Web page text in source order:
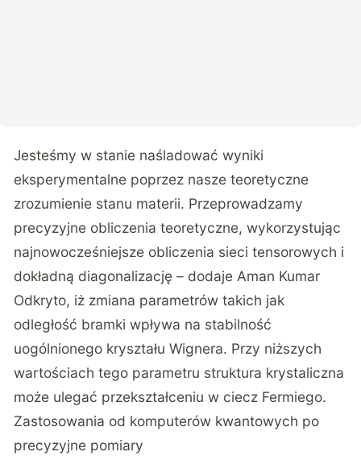
Jesteśmy w stanie naśladować wyniki
eksperymentalne poprzez nasze teoretyczne
zrozumienie stanu materii. Przeprowadzamy
precyzyjne obliczenia teoretyczne, wykorzystując
najnowocześniejsze obliczenia sieci tensorowych i
dokładną diagonalizację – dodaje Aman Kumar
Odkryto, iż zmiana parametrów takich jak
odległość bramki wpływa na stabilność
uogólnionego kryształu Wignera. Przy niższych
wartościach tego parametru struktura krystaliczna
może ulegać przekształceniu w ciecz Fermiego.
Zastosowania od komputerów kwantowych po
precyzyjne pomiary